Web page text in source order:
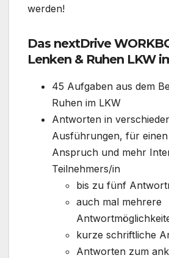
werden!
Das nextDrive
Lenken & Ruhen LKW
45 Aufgaben aus dem
Ruhen im LKW
Antworten in
Ausführungen, für
Anspruch und mehr
Teilnehmers/in
bis zu fünf
auch mal mehrere
kurze schriftliche
Antworten zum